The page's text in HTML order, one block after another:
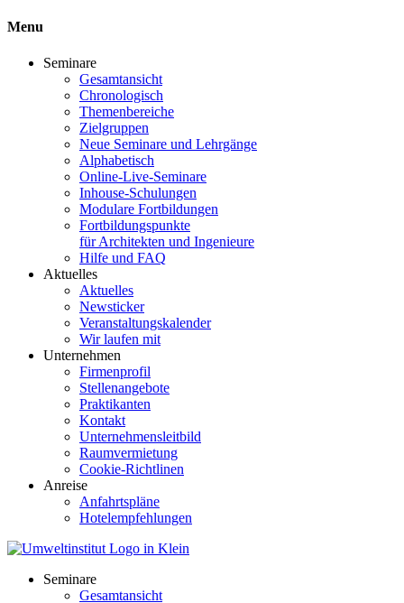
Menu
Seminare
Gesamtansicht
Chronologisch
Themenbereiche
Zielgruppen
Neue Seminare und Lehrgänge
Alphabetisch
Online-Live-Seminare
Inhouse-Schulungen
Modulare Fortbildungen
Fortbildungspunkte
für Architekten und Ingenieure
Hilfe und FAQ
Aktuelles
Aktuelles
Newsticker
Veranstaltungskalender
Wir laufen mit
Unternehmen
Firmenprofil
Stellenangebote
Praktikanten
Kontakt
Unternehmensleitbild
Raumvermietung
Cookie-Richtlinen
Anreise
Anfahrtspläne
Hotelempfehlungen
Seminare
Gesamtansicht